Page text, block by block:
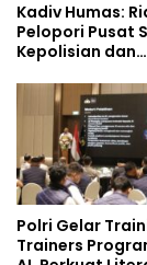
Kadiv Humas:
Pelopori Pusat
Kepolisian dan
Policing
Polri Gelar
Trainers